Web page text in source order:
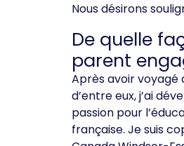
Nous désirons
De quelle
parent
Après avoir voyagé
d’entre eux, j’ai
passion pour
française. Je suis